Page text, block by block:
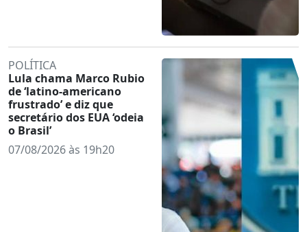
POLÍTICA
Lula chama Marco Rubio
de ‘latino-americano
frustrado’ e diz que
secretário dos EUA ‘odeia
o Brasil’
07/08/2026 às 19h20